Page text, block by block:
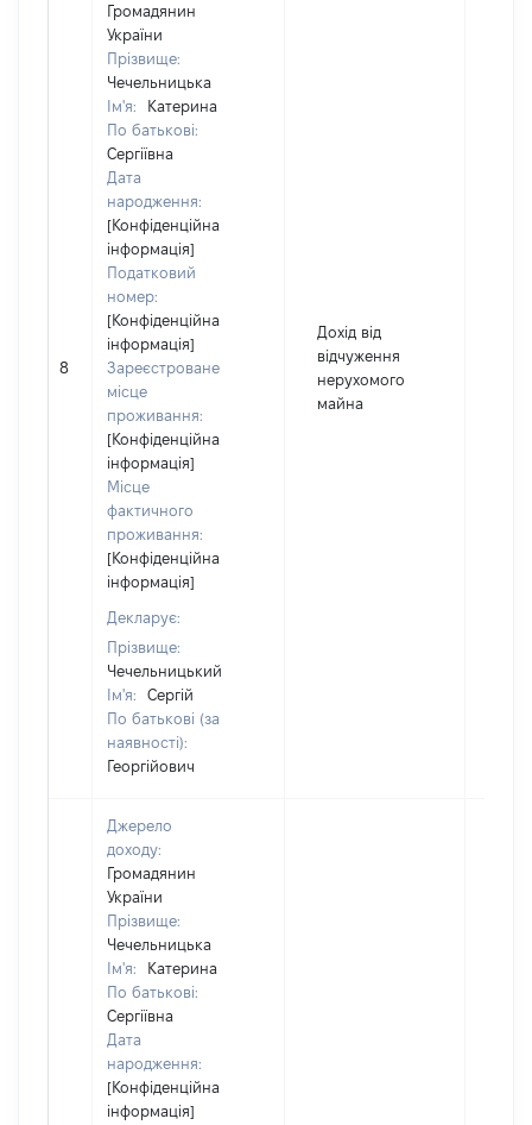
8
Громадянин
України
Прізвище:
Чечельницька
Ім'я:
Катерина
По батькові:
Сергіївна
Дата
народження:
[Конфіденційна
інформація]
Податковий
номер:
[Конфіденційна
інформація]
Зареєстроване
місце
проживання:
[Конфіденційна
інформація]
Місце
фактичного
проживання:
[Конфіденційна
інформація]
Декларує:
Прізвище:
Чечельницький
Ім'я:
Сергій
По батькові (за
наявності):
Георгійович
Дохід від
відчуження
нерухомого
майна
Джерело
доходу:
Громадянин
України
Прізвище:
Чечельницька
Ім'я:
Катерина
По батькові:
Сергіївна
Дата
народження:
[Конфіденційна
інформація]